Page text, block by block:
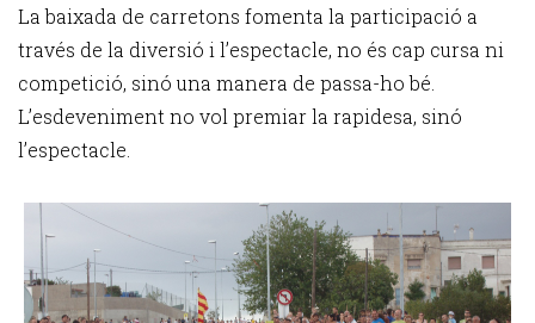
La baixada de carretons fomenta la participació a
través de la diversió i l’espectacle, no és cap cursa ni
competició, sinó una manera de passa-ho bé.
L’esdeveniment no vol premiar la rapidesa, sinó
l’espectacle.